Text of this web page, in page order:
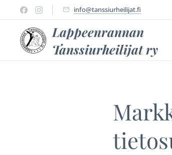
info@tanssiurheilijat.fi
Lappeenrannan
Tanssiurheilijat ry